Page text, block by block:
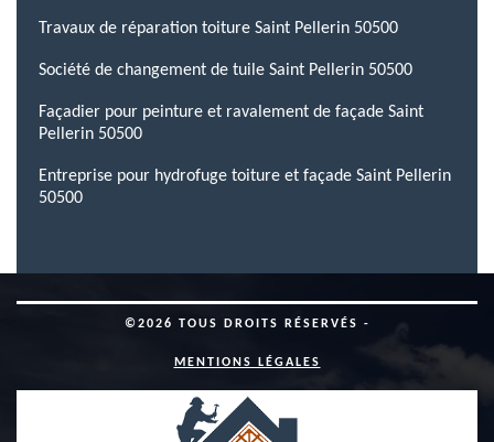
Travaux de réparation toiture Saint Pellerin 50500
Société de changement de tuile Saint Pellerin 50500
Façadier pour peinture et ravalement de façade Saint
Pellerin 50500
Entreprise pour hydrofuge toiture et façade Saint Pellerin
50500
©2026 TOUS DROITS RÉSERVÉS -
MENTIONS LÉGALES